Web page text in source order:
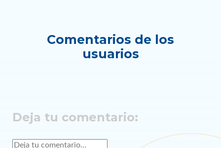
Comentarios de los
usuarios
Deja tu comentario: